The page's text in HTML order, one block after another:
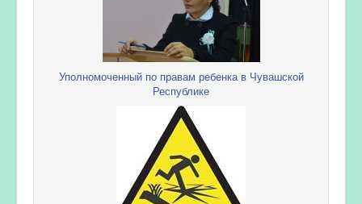
Уполномоченный по правам ребенка в Чувашской
Республике